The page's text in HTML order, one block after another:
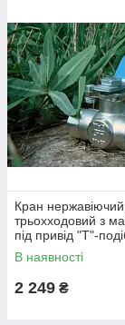
Кран
трьохходовий з
під привід "T"-
Genebre
В наявності
2 249 ₴